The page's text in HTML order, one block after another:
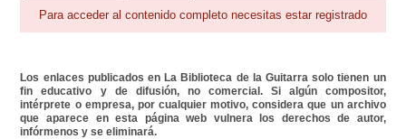
Área personal Reproductor
Para acceder al contenido completo necesitas estar registrado
Los enlaces publicados en La Biblioteca de la Guitarra solo tienen un
fin educativo y de difusión, no comercial. Si algún compositor,
intérprete o empresa, por cualquier motivo, considera que un archivo
que aparece en esta página web vulnera los derechos de autor,
infórmenos y se eliminará.